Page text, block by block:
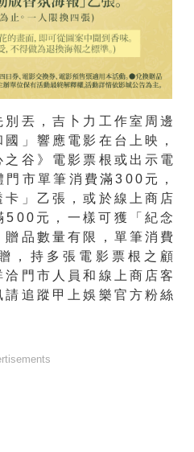
丟，吉卜力工作室周邊
」響應電影在台上映，
谷》電影票根或出示電
市單筆消費滿300元，
」乙張，或於線上商店
500元，一樣可獲「紀念
品數量有限，單筆消費
，持多張電影票根之顧
門市人員和線上商店客
追蹤甲上娛樂官方粉絲